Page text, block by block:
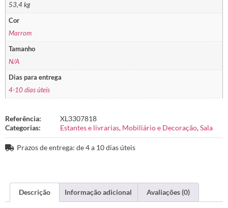
53,4 kg
Cor
Marrom
Tamanho
N/A
Dias para entrega
4-10 dias úteis
Referência:
XL3307818
Categorias:
Estantes e livrarias, Mobiliário e Decoração,Sala
Prazos de entrega: de 4 a 10 dias úteis
Descrição Informação adicional Avaliações (0)